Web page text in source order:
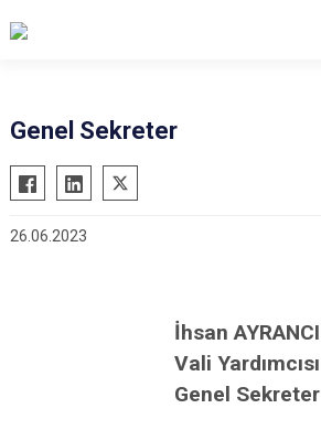
Genel Sekreter
26.06.2023
İhsan AYRANCI
Vali Yardımcısı
Genel Sekreter